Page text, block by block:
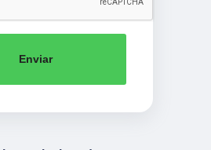
Enviar